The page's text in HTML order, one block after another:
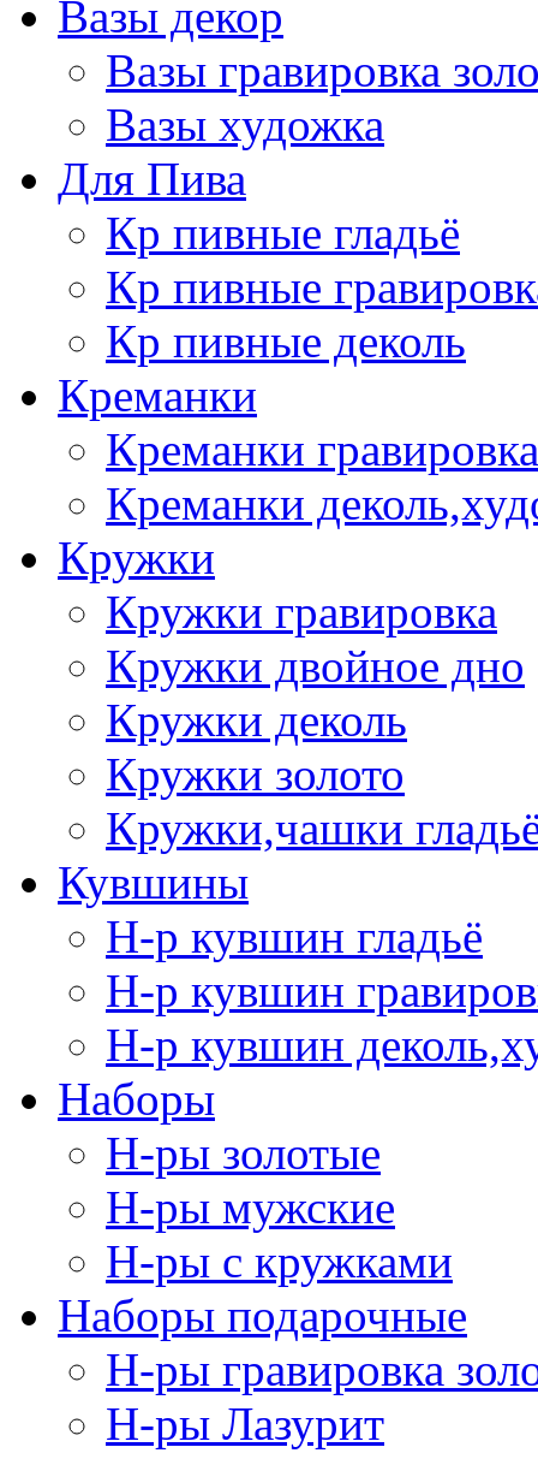
Вазы декор
Вазы гравировка
Вазы художка
Для Пива
Кр пивные гладьё
Кр пивные
Кр пивные деколь
Креманки
Креманки
Креманки
Кружки
Кружки гравировка
Кружки двойное дно
Кружки деколь
Кружки золото
Кружки,чашки
Кувшины
Н-р кувшин гладьё
Н-р кувшин
Н-р кувшин
Наборы
Н-ры золотые
Н-ры мужские
Н-ры с кружками
Наборы подарочные
Н-ры гравировка
Н-ры Лазурит